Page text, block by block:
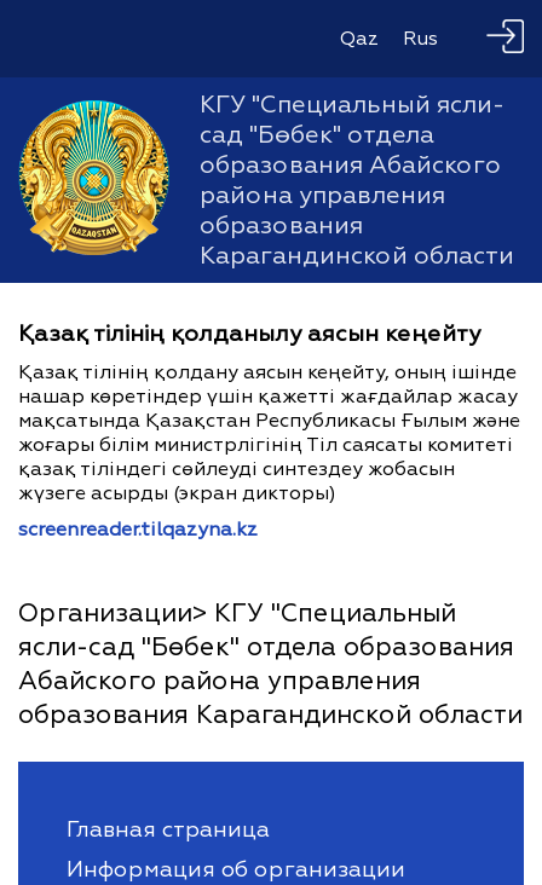
Qaz Rus
КГУ "Специальный ясли-
сад "Бөбек" отдела
образования Абайского
района управления
образования
Карагандинской области
Қазақ тілінің қолданылу аясын кеңейту
Қазақ тілінің қолдану аясын кеңейту, оның ішінде
нашар көретіндер үшін қажетті жағдайлар жасау
мақсатында Қазақстан Республикасы Ғылым және
жоғары білім министрлігінің Тіл саясаты комитеті
қазақ тіліндегі сөйлеуді синтездеу жобасын
жүзеге асырды (экран дикторы)
screenreader.tilqazyna.kz
Организации> КГУ "Специальный
ясли-сад "Бөбек" отдела образования
Абайского района управления
образования Карагандинской области
Главная страница
Информация об организации